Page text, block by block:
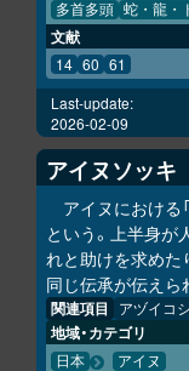
多首多頭 蛇・龍・
文献
14 60 61
Last-update:
2026-02-09
アイヌソッキ
アイヌにおける
という。上半身が
れと助けを求めた
同じ伝承が伝えら
関連項目 アヅイコ
地域・カテゴリ
日本 アイヌ